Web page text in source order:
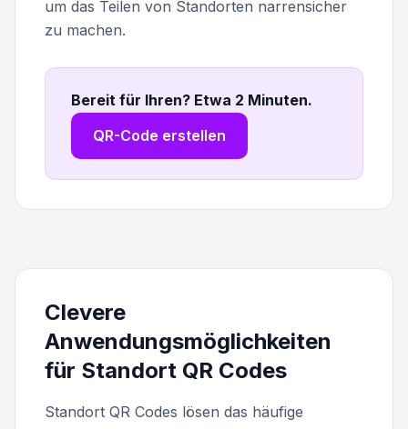
um das Teilen von Standorten narrensicher
zu machen.
Bereit für Ihren? Etwa 2 Minuten.
QR-Code erstellen
Clevere
Anwendungsmöglichkeiten
für Standort QR Codes
Standort QR Codes lösen das häufige